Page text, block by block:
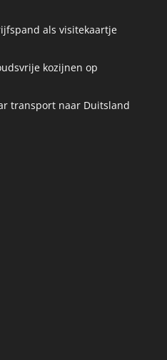
als visitekaartje
kozijnen op
transport naar Duitsland